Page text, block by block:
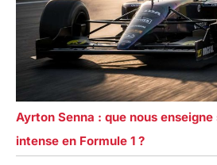
Ayrton Senna : que nous
intense en Formule 1 ?